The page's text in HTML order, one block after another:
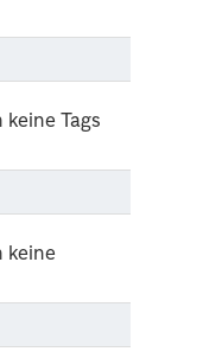
keine Tags
keine